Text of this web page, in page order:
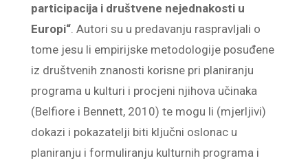
participacija i društvene nejednakosti u
Europi“. Autori su u predavanju raspravljali o
tome jesu li empirijske metodologije posuđene
iz društvenih znanosti korisne pri planiranju
programa u kulturi i procjeni njihova učinaka
(Belfiore i Bennett, 2010) te mogu li (mjerljivi)
dokazi i pokazatelji biti ključni oslonac u
planiranju i formuliranju kulturnih programa i